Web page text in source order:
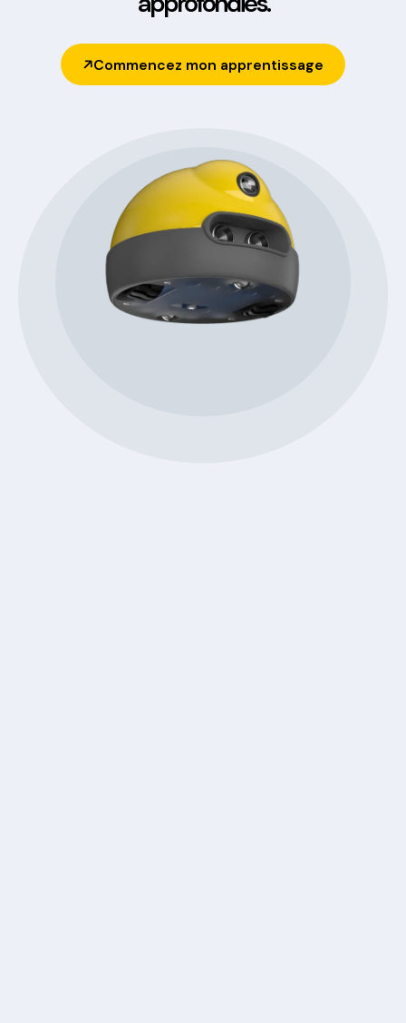
Commencez mon apprentissage